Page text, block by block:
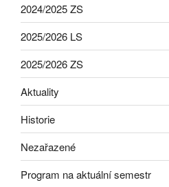
2024/2025 ZS
2025/2026 LS
2025/2026 ZS
Aktuality
Historie
Nezařazené
Program na aktuální semestr